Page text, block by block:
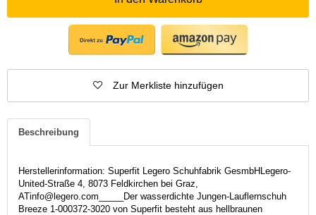
Zur Merkliste hinzufügen
Beschreibung
Herstellerinformation: Superfit Legero Schuhfabrik GesmbHLegero-
United-Straße 4, 8073 Feldkirchen bei Graz,
ATinfo@legero.com_____Der wasserdichte Jungen-Lauflernschuh
Breeze 1-000372-3020 von Superfit besteht aus hellbraunen